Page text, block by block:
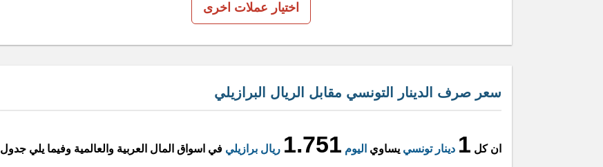
اختيار عملات اخرى
سعر صرف الدينار التونسي مقابل الريال البرازيلي
ان كل 1 دينار تونسي يساوي اليوم 1.751 ريال برازيلي في اسواق المال العربية والعالمية وفيما يلي جدول